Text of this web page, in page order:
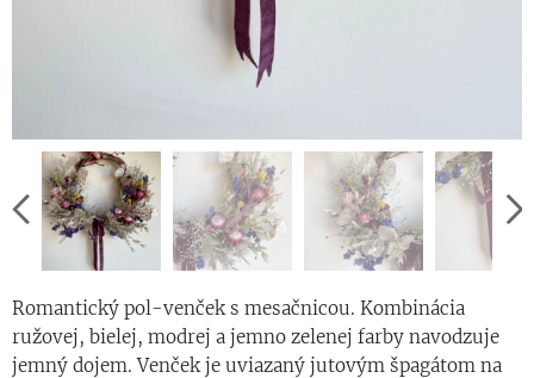
Romantický pol-venček s mesačnicou. Kombinácia
ružovej, bielej, modrej a jemno zelenej farby navodzuje
jemný dojem. Venček je uviazaný jutovým špagátom na